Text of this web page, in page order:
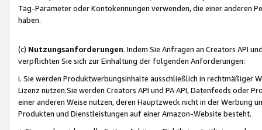
Tag-Parameter oder Kontokennungen verwenden, die einer anderen
haben.
(c) Nutzungsanforderungen. Indem Sie Anfragen an Creators API
verpflichten Sie sich zur Einhaltung der folgenden Anforderungen:
i. Sie werden Produktwerbungsinhalte ausschließlich in rechtmäßiger
Lizenz nutzen.Sie werden Creators API und PA API, Datenfeeds oder
einer anderen Weise nutzen, deren Hauptzweck nicht in der Werbung
Produkten und Dienstleistungen auf einer Amazon-Website besteht.